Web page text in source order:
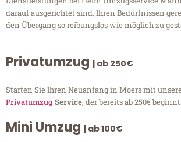
darauf ausgerichtet sind, Ihren Bedürfnissen
den Übergang so reibungslos wie möglich zu
Privatumzug | ab 250€
Starten Sie Ihren Neuanfang in Moers mit
PrivatumzugService, der bereits ab 250€
Mini Umzug | ab 100€